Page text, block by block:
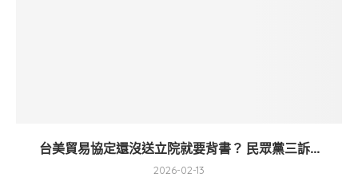
台美貿易協定還沒送立院就要背書？ 民眾黨三訴...
2026-02-13